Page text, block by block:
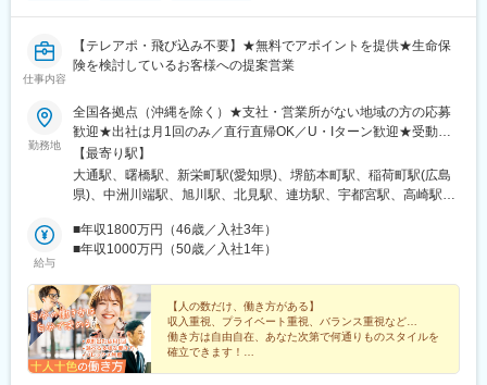
駅、清水駅(静岡県)、長沼駅(静岡県)、安倍川駅、西焼津駅、藤枝
駅、掛川駅、遠江一宮駅、御厨駅(静岡県)、遠州小松駅、天竜川
駅、大府駅、重原駅、野並駅、浅間町駅、住吉町駅、小坂井駅、
芸大通駅、熱田駅、春日井駅(中央本線)、蟹江駅、稲沢駅、土岐市
駅、新可児駅、六軒駅(岐阜県)、西岐阜駅、東大垣駅、美乃坂本
駅、高山駅、益生駅、白子駅、南四日市駅、南が丘駅、櫛田駅、
名張駅、長浜駅、南彦根駅、南草津駅、近江八幡駅、錦駅、丹波
口駅、淀駅、六地蔵駅(京阪線)、千代川駅、福知山駅、西舞鶴駅、
学研奈良登美ケ丘駅、新大宮駅、大和八木駅、摂津富田駅、星ケ
丘駅(大阪府)、箕面萱野駅、鶴見緑地駅、今宮戎駅、なかもず駅、
尾上の松駅、西宮北口駅、神戸駅(兵庫県)、飾磨駅、京口駅、伊丹
駅(阪急線)、福山駅、東尾道駅、不動院前駅、広電本社前駅、西条
駅(広島県)、東津山駅、鳥取駅、東山公園駅(鳥取県)、松江駅、高
浜駅(島根県)、文化の森駅、教会前駅、伏石駅、宇多津駅、伊予和
気駅、古泉駅、新居浜駅、岩国駅、下松駅(山口県)、徳山駅、山口
仕事内容
【テレアポ・飛び込み不要】★無料でアポイントを提供★生命保
険を検討しているお客様への提案営業
勤務地
全国各拠点（沖縄を除く）★支社・営業所がない地域の方の応募
歓迎★出社は月1回のみ／直行直帰OK／U・Iターン歓迎★受動喫
煙対策あり：屋内禁煙★転勤なし●支社札幌／札幌市中央区南1条
西東京／新宿区四谷本塩町名古屋／名古屋市東区葵大阪／大阪市
中央区本町広島／広島市南区的場町福岡／福岡市博多区綱場町●営
区二軒茶屋宇都宮／宇都宮市東宿郷高崎／高崎市鶴見町さいたま
／さいたま市浦和区高砂千葉／千葉市中央区新田町横浜／横浜市
長野市南千歳静岡／静岡市葵区太田町浜松／浜松市中区大工町沼
津／沼津市大手町岡崎／岡崎市康生通西京都／京都市下京区綾小
路通新町東入善長寺町堺／堺市中区深井沢町神戸／神戸市中央区
浜辺通姫路／姫路市三条町米子／米子市東福原岡山／岡山市北区
下石井松山／松山市北斎院町北九州／北九州市小倉北区片野新町
【最寄り駅】
大通駅、曙橋駅、新栄町駅(愛知県)、堺筋本町駅、稲荷町駅(広島
県)、中洲川端駅、旭川駅、北見駅、連坊駅、宇都宮駅、高崎駅、
駅(長野県)、音羽町駅、新浜松駅、沼津駅、中岡崎駅、四条駅(京
都市営)、深井駅、貿易センター駅、手柄駅、富士見町駅(鳥取
崎宮前駅、市役所前駅(鹿児島県)、西４丁目駅、四ツ谷駅、車道
駅、本町駅、的場町駅、呉服町駅(福岡県)、榴ケ岡駅、千葉中央
駅、日本大通り駅、長野駅、日吉町駅、浜松駅、烏丸駅、三宮・
花時計前駅、新西大寺町筋駅、城野駅(北九州高速鉄道)、桜町駅
(長崎県)、朝日通駅、狸小路駅、市ケ谷駅、千種駅、猿猴橋町駅、
給与
■年収1800万円（46歳／入社3年）
■年収1000万円（50歳／入社1年）
【人の数だけ、働き方がある】
収入重視、プライベート重視、バランス重視など…
働き方は自由自在、あなた次第で何通りものスタイルを
確立できます！